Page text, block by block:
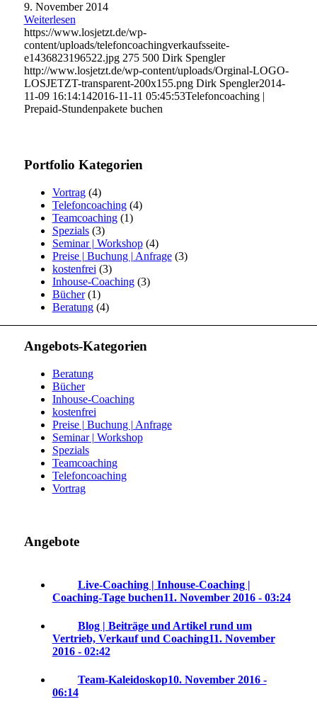
9. November 2014
Weiterlesen
https://www.losjetzt.de/wp-
content/uploads/telefoncoachingverkaufsseite-
e1436823196522.jpg 275 500 Dirk Spengler
http://www.losjetzt.de/wp-content/uploads/Orginal-LOGO-
LOSJETZT-transparent-200x155.png Dirk Spengler2014-
11-09 16:14:142016-11-11 05:45:53Telefoncoaching |
Prepaid-Stundenpakete buchen
Portfolio Kategorien
Vortrag(4)
Telefoncoaching(4)
Teamcoaching(1)
Spezials(3)
Seminar | Workshop(4)
Preise | Buchung | Anfrage(3)
kostenfrei (3)
Inhouse-Coaching(3)
Bücher(1)
Beratung(4)
Angebots-Kategorien
Beratung
Bücher
Inhouse-Coaching
kostenfrei
Preise | Buchung | Anfrage
Seminar | Workshop
Spezials
Teamcoaching
Telefoncoaching
Vortrag
Angebote
Live-Coaching | Inhouse-Coaching |
Coaching-Tage buchen11. November 2016 - 03:24
Blog | Beiträge und Artikel rund um
Vertrieb, Verkauf und Coaching11. November
2016 - 02:42
Team-Kaleidoskop10. November 2016 -
06:14